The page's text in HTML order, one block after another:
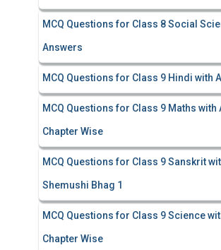
MCQ Questions for Class 8 Social
Answers
MCQ Questions for Class 9 Hindi with
MCQ Questions for Class 9 Maths with
Chapter Wise
MCQ Questions for Class 9 Sanskrit
Shemushi Bhag 1
MCQ Questions for Class 9 Science
Chapter Wise